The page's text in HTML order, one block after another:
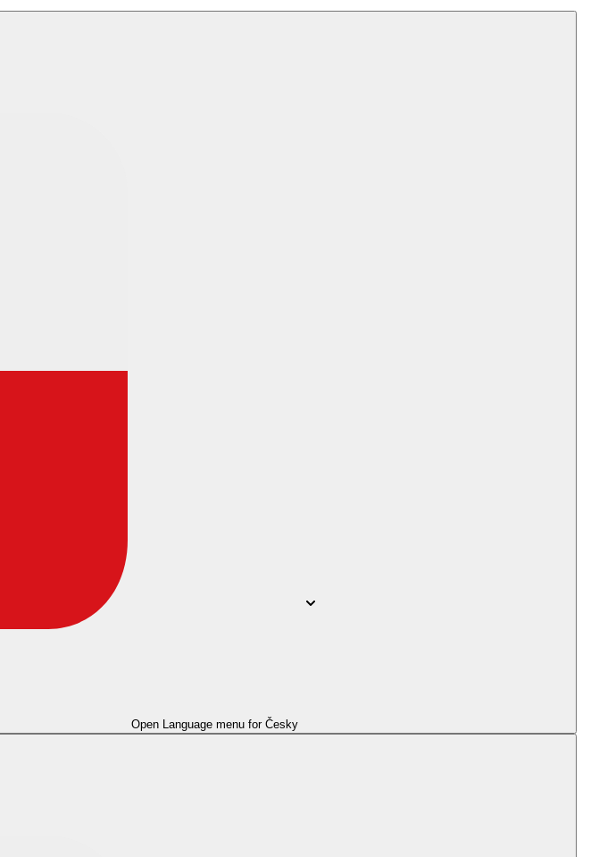
Open Language menu for Česky